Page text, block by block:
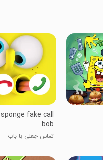
sponge fake call
bob
تماس جعلی با باب